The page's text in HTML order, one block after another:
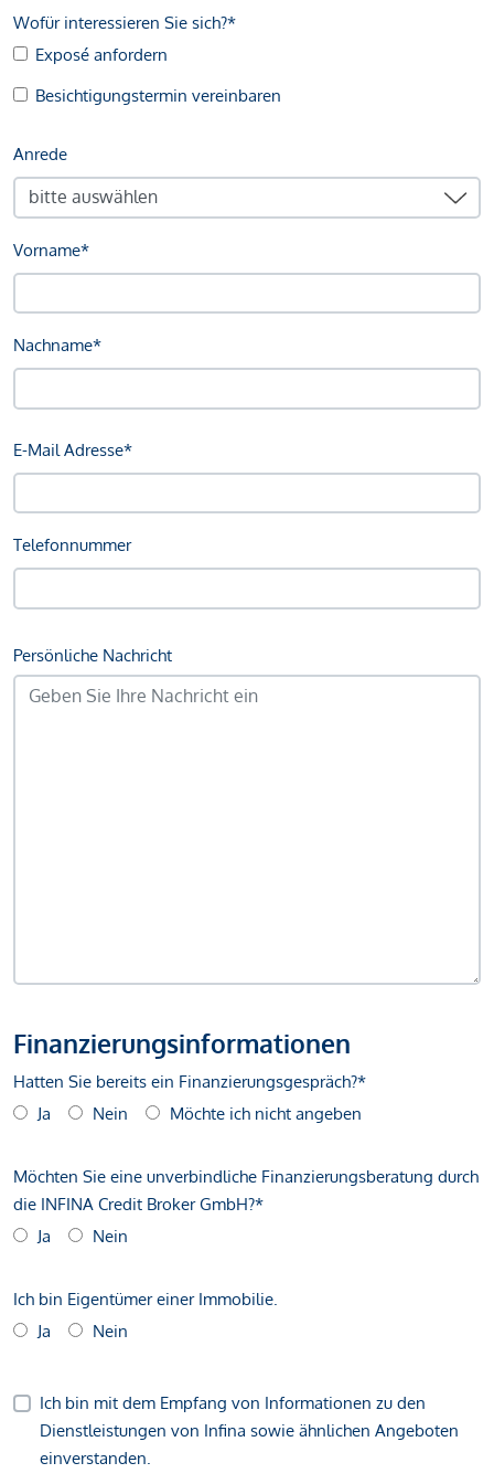
Wofür interessieren Sie sich?*
Exposé anfordern
Besichtigungstermin vereinbaren
Anrede
Vorname*
Nachname*
E-Mail Adresse*
Telefonnummer
Persönliche Nachricht
Finanzierungsinformationen
Hatten Sie bereits ein Finanzierungsgespräch?*
Ja
Nein Möchte ich nicht angeben
Möchten Sie eine unverbindliche Finanzierungsberatung durch
die INFINA Credit Broker GmbH?*
Ja
Nein
Ich bin Eigentümer einer Immobilie.
Ja
Nein
Ich bin mit dem Empfang von Informationen zu den
Dienstleistungen von Infina sowie ähnlichen Angeboten
einverstanden.